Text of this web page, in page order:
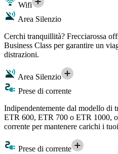
Wifi
Area Silenzio
Cerchi tranquillità? Frecciarossa
Business Class per garantire un
distrazioni.
Area Silenzio
Prese di corrente
Indipendentemente dal modello di
ETR 600, ETR 700 o ETR 1000,
corrente per mantenere carichi i
Prese di corrente